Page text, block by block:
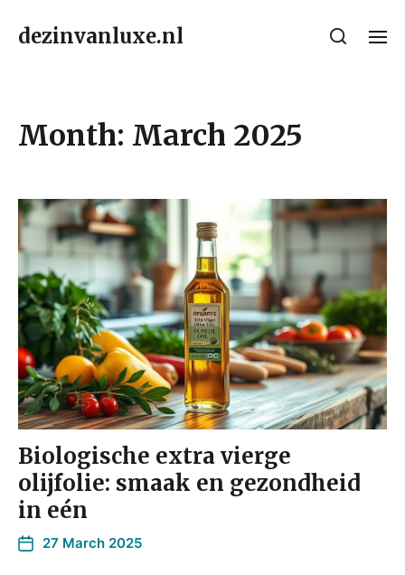
dezinvanluxe.nl
Month: March 2025
Biologische extra vierge
olijfolie: smaak en gezondheid
in eén
27 March 2025